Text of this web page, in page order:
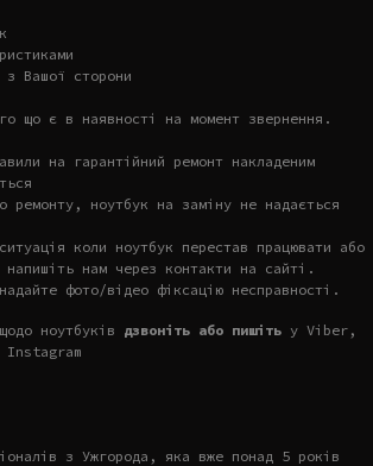
Вашої сторони
що є в наявності на момент звернення.
на гарантійний ремонт накладеним
ремонту, ноутбук на заміну не надається
коли ноутбук перестав працювати або
нам через контакти на сайті.
фото/відео фіксацію несправності.
ноутбуків дзвоніть або пишіть у Viber,
Instagram
з Ужгорода, яка вже понад 5 років